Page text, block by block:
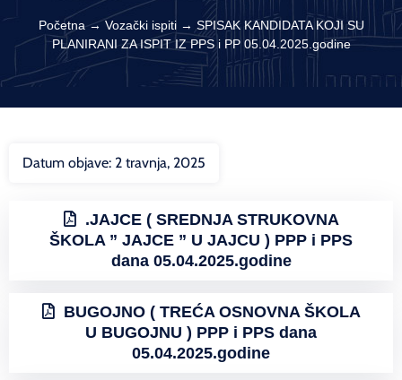
Početna→Vozački ispiti→ SPISAK KANDIDATA KOJI SU
PLANIRANI ZA ISPIT IZ PPS i PP 05.04.2025.godine
Datum objave: 2 travnja, 2025
.JAJCE ( SREDNJA STRUKOVNA
ŠKOLA ” JAJCE ” U JAJCU ) PPP i PPS
dana 05.04.2025.godine
BUGOJNO ( TREĆA OSNOVNA ŠKOLA
U BUGOJNU ) PPP i PPS dana
05.04.2025.godine